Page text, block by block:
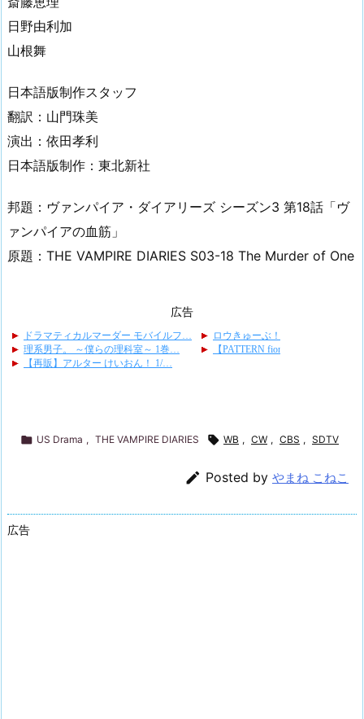
日野由利加
山根舞
日本語版制作スタッフ
翻訳：山門珠美
演出：依田孝利
日本語版制作：東北新社
邦題：ヴァンパイア・ダイアリーズ シーズン3 第18話「ヴ
ァンパイアの血筋」
原題：THE VAMPIRE DIARIES S03-18 The Murder of One
広告
 US Drama , THE VAMPIRE DIARIES  WB , CW , CBS , SDTV
 Posted by やまね こねこ
広告